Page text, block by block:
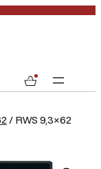
0
/ RWS 9,3×62